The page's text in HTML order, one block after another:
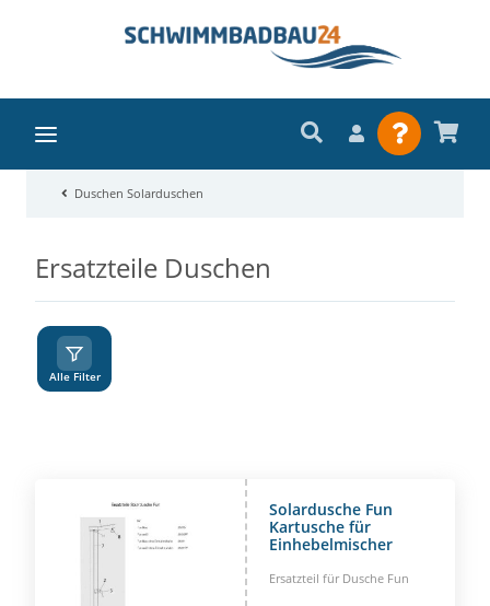
Duschen Solarduschen
Ersatzteile Duschen
A
Alle Filter
Solardusche Fun
Kartusche für
Einhebelmischer
Ersatzteil für Dusche Fun